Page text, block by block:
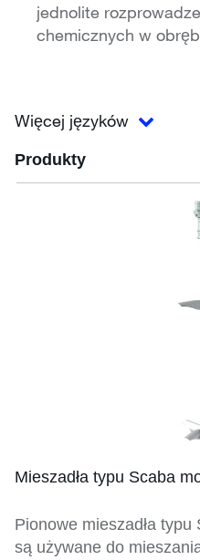
jednolite
chemicznych w
Więcej języków
Produkty
Mieszadła typu Scaba
Pionowe mieszadła
są używane do